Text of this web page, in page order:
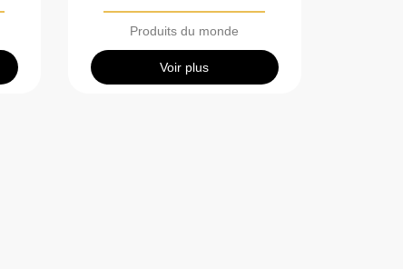
Produits du monde
Voir plus